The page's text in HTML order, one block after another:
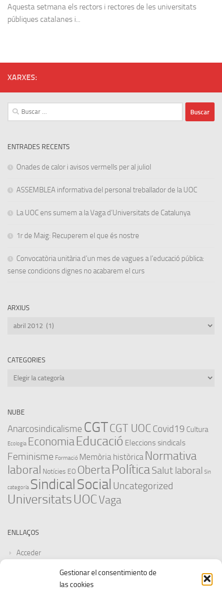
Gestionar el consentimiento de
las cookies
Aquesta setmana els rectors i rectores de les universitats
públiques catalanes i...
XARXES:
Buscar:
ENTRADES RECENTS
Onades de calor i avisos vermells per al juliol
ASSEMBLEA informativa del personal treballador de la UOC
La UOC ens sumem a la Vaga d’Universitats de Catalunya
1r de Maig: Recuperem el que és nostre
Convocatòria unitària d’un mes de vagues a l’educació pública:
sense condicions dignes no acabarem el curs
ARXIUS
Arxius
CATEGORIES
Categories
NUBE
Anarcosindicalisme CGTCGT UOC Covid19 Cultura
Ecologia EconomiaEducació Eleccions sindicals
Feminisme Formació Memòria històrica Normativa
laboral Notícies EO ObertaPolíticaSalut laboral Sin
categoría SindicalSocial Uncategorized
UniversitatsUOCVaga
ENLLAÇOS
Acceder
Feed de entradas